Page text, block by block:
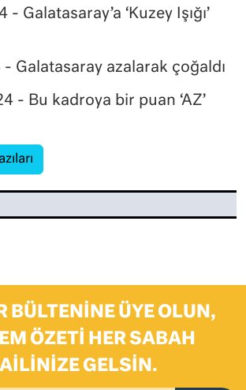
- Galatasaray’a ‘Kuzey Işığı’
- Galatasaray azalarak çoğaldı
- Bu kadroya bir puan ‘AZ’
BÜLTENINE ÜYE OLUN,
ÖZETI HER SABAH
GELSIN.